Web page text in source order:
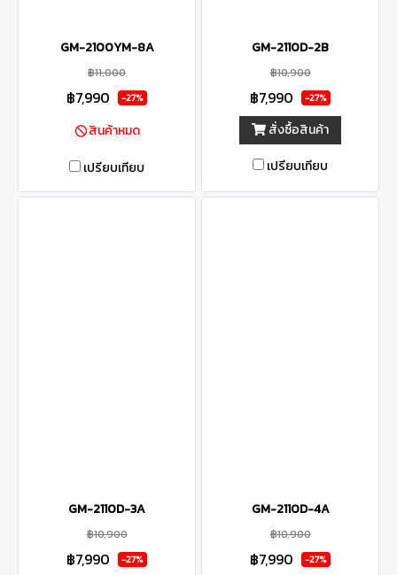
GM-2100YM-8A
฿11,000
฿7,990 -27%
สินค้าหมด
เปรียบเทียบ
GM-2110D-2B
฿10,900
฿7,990 -27%
สั่งซื้อสินค้า
เปรียบเทียบ
GM-2110D-3A
฿10,900
฿7,990 -27%
GM-2110D-4A
฿10,900
฿7,990 -27%